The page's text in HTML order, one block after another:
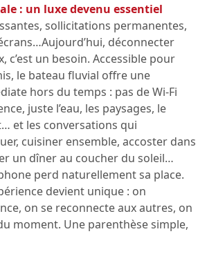
: un luxe devenu essentiel
sollicitations permanentes,
déconnecter
c’est un besoin. Accessible pour
le bateau fluvial offre une
hors du temps : pas de Wi-Fi
juste l’eau, les paysages, le
et les conversations qui
cuisiner ensemble, accoster dans
un dîner au coucher du soleil…
perd naturellement sa place.
devient unique : on
on se reconnecte aux autres, on
moment. Une parenthèse simple,